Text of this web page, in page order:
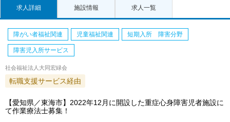
求人詳細 施設情報 求人一覧
障がい者福祉関連 児童福祉関連 短期入所 障害分野
障害児入所サービス
社会福祉法人大同宏緑会
転職支援サービス経由
【愛知県／東海市】2022年12月に開設した重症心身障害児者施設に
て作業療法士募集！